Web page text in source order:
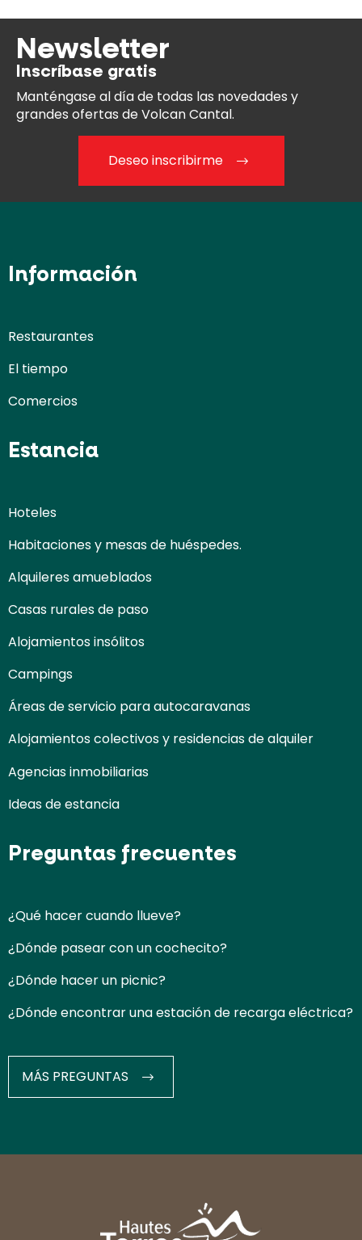
Newsletter
Inscríbase gratis
Manténgase al díade todas las novedades y
grandes ofertas de Volcan Cantal.
Deseo inscribirme
Información
Restaurantes
El tiempo
Comercios
Estancia
Hoteles
Habitaciones y mesas de huéspedes.
Alquileres amueblados
Casas rurales de paso
Alojamientos insólitos
Campings
Áreas de servicio para autocaravanas
Alojamientos colectivos y residencias de alquiler
Agencias inmobiliarias
Ideas de estancia
Preguntas frecuentes
¿Qué hacer cuando llueve?
¿Dónde pasear con un cochecito?
¿Dónde hacer un picnic?
¿Dónde encontrar una estación de recarga eléctrica?
MÁS PREGUNTAS